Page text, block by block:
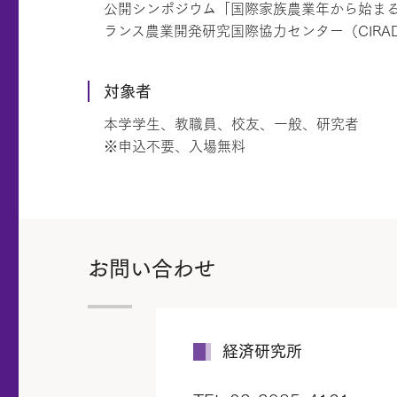
公開シンポジウム「国際家族農業年から始
ランス農業開発研究国際協力センター（
対象者
本学学生、教職員、校友、一般、研究者
※申込不要、入場無料
お問い合わせ
経済研究所